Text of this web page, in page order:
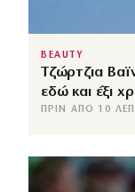
BEAUTY
Τζώρτζια
εδώ και έξι
ΠΡΙΝ ΑΠΌ 10